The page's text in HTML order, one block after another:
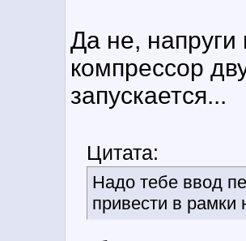
Да не, напруги
компрессор
запускается...
Цитата:
Надо тебе ввод
привести в рамки